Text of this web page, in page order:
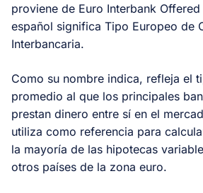
proviene de Euro Interbank Offered
español significa Tipo Europeo de
Interbancaria.
Como su nombre indica, refleja el
promedio al que los principales
prestan dinero entre sí en el
utiliza como referencia para
la mayoría de las hipotecas
otros países de la zona euro.